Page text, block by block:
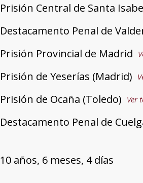
Prisión Central de Santa
Destacamento Penal de
Prisión Provincial de Madrid
Prisión de Yeserías (Madrid)
Prisión de Ocaña (Toledo) Ver
Destacamento Penal de
10 años, 6 meses, 4 días